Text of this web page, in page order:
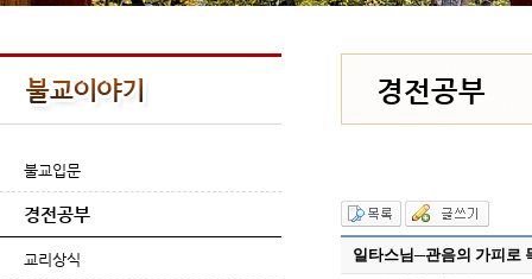
불교입문
경전공부
교리상식
경전공부
일타스님─관음의 가피로